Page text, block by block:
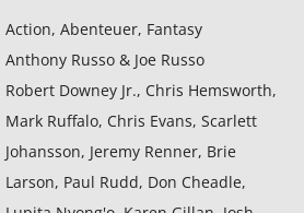
Action, Abenteuer, Fantasy
Anthony Russo & Joe Russo
Robert Downey Jr., Chris Hemsworth,
Mark Ruffalo, Chris Evans, Scarlett
Johansson, Jeremy Renner, Brie
Larson, Paul Rudd, Don Cheadle,